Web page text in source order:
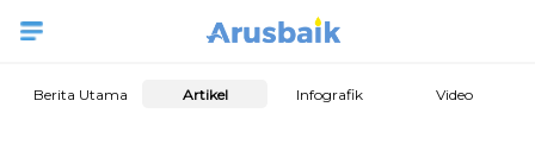
Berita Utama Artikel Infografik Video